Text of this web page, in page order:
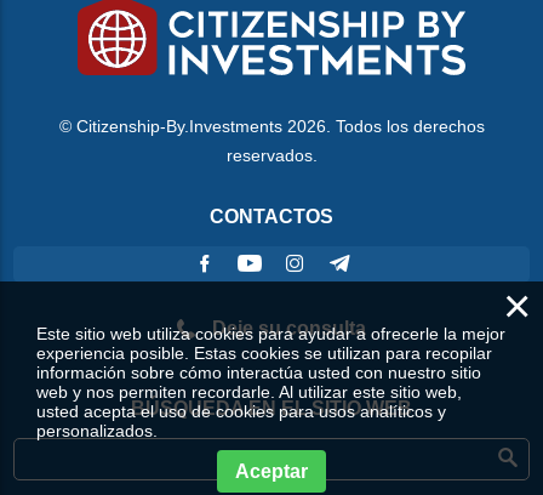
© Citizenship-By.Investments 2026. Todos los derechos
reservados.
CONTACTOS
Deje su consulta
BÚSQUEDA EN EL SITIO WEB
×
Este sitio web utiliza cookies para ayudar a ofrecerle la mejor
experiencia posible. Estas cookies se utilizan para recopilar
información sobre cómo interactúa usted con nuestro sitio
web y nos permiten recordarle. Al utilizar este sitio web,
usted acepta el uso de cookies para usos analíticos y
personalizados.
Aceptar